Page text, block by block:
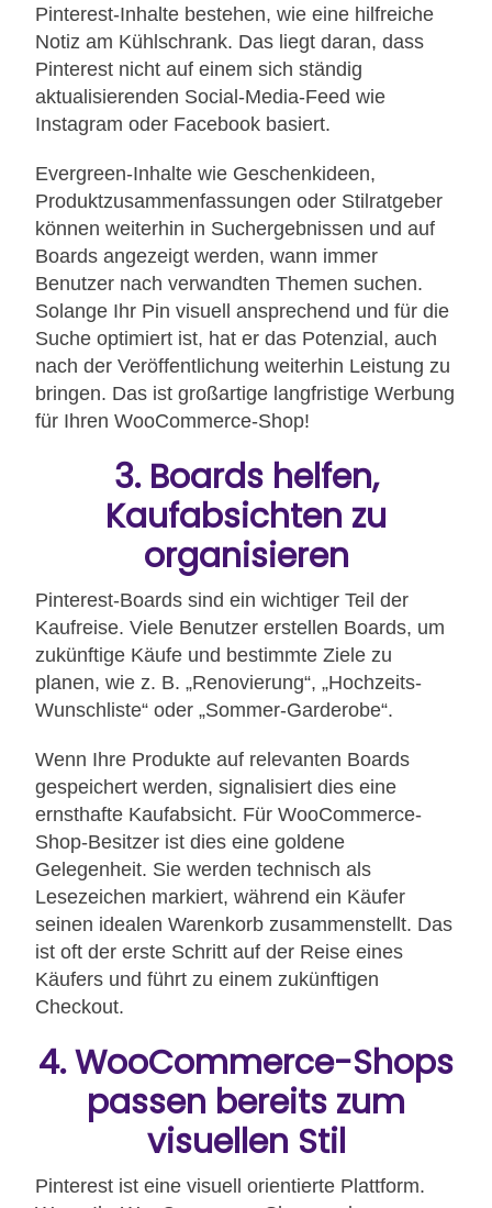
Pinterest-Inhalte bestehen, wie eine hilfreiche
Notiz am Kühlschrank. Das liegt daran, dass
Pinterest nicht auf einem sich ständig
aktualisierenden Social-Media-Feed wie
Instagram oder Facebook basiert.
Evergreen-Inhalte wie Geschenkideen,
Produktzusammenfassungen oder Stilratgeber
können weiterhin in Suchergebnissen und auf
Boards angezeigt werden, wann immer
Benutzer nach verwandten Themen suchen.
Solange Ihr Pin visuell ansprechend und für die
Suche optimiert ist, hat er das Potenzial, auch
nach der Veröffentlichung weiterhin Leistung zu
bringen. Das ist großartige langfristige Werbung
für Ihren WooCommerce-Shop!
3. Boards helfen,
Kaufabsichten zu
organisieren
Pinterest-Boards sind ein wichtiger Teil der
Kaufreise. Viele Benutzer erstellen Boards, um
zukünftige Käufe und bestimmte Ziele zu
planen, wie z. B. „Renovierung“, „Hochzeits-
Wunschliste“ oder „Sommer-Garderobe“.
Wenn Ihre Produkte auf relevanten Boards
gespeichert werden, signalisiert dies eine
ernsthafte Kaufabsicht. Für WooCommerce-
Shop-Besitzer ist dies eine goldene
Gelegenheit. Sie werden technisch als
Lesezeichen markiert, während ein Käufer
seinen idealen Warenkorb zusammenstellt. Das
ist oft der erste Schritt auf der Reise eines
Käufers und führt zu einem zukünftigen
Checkout.
4. WooCommerce-Shops
passen bereits zum
visuellen Stil
Pinterest ist eine visuell orientierte Plattform.